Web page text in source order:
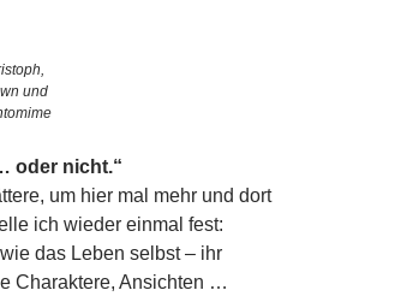
und
oder nicht.“
um hier mal mehr und dort
ich wieder einmal fest:
das Leben selbst – ihr
Charaktere, Ansichten …